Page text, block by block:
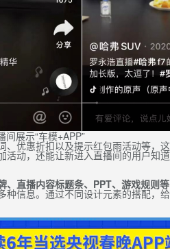
间展示“车模+APP”
、优惠折扣以及提示红包雨活动等，这
活动，还能让新进入直播间的用户知道
、直播内容标题条、PPT、游戏规则等
种信息。通过不同设计元素的搭配，给